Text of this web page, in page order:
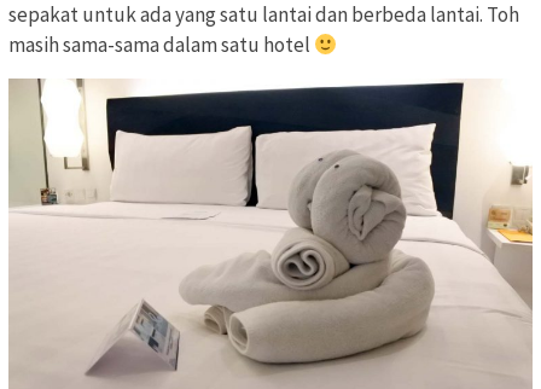
sepakat untuk ada yang satu lantai dan berbeda lantai. Toh
masih sama-sama dalam satu hotel